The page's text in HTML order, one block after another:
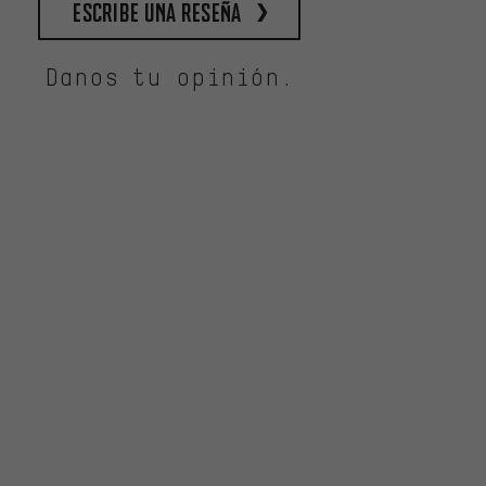
escribe una reseña
Danos tu opinión.